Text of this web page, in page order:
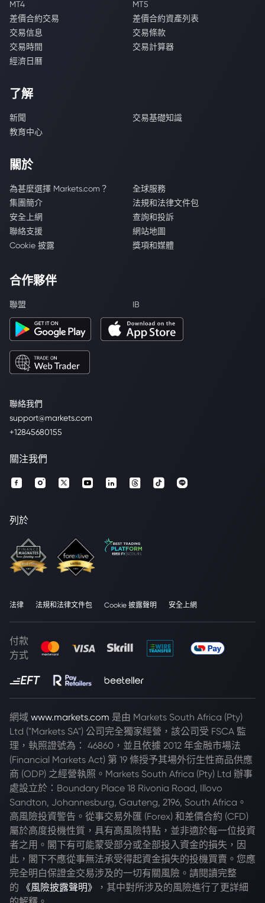
聯絡我們
support@markets.com
+12845680155
MT4
MT5
差價合約交易
差價合約資產列表
交易信息
交易條款
交易時間
交易計算器
經濟日曆
了解
新聞
交易基礎知識
教育中心
關於
為甚麼選擇 Markets.com？
全球服務
集團簡介
法規和法律文件包
安全上網
查詢和投訴
聯絡支援
網站地圖
Cookie 披露
獎項和媒體
合作夥伴
聯盟 IB
關注我們
列於
法律 法規和法律文件包 Cookie 披露聲明 安全上網
付款
方式
網域 www.markets.com 是由 Markets South Africa (Pty)
Ltd ("Markets SA") 公司完全獨家經營，該公司受 FSCA 監
理，執照證號為： 46860，並且依據 2012 年金融市場法
(Financial Markets Act) 第 19 條授予其場外衍生性商品供應
商 (ODP) 之經營執照。Markets South Africa (Pty) Ltd 辦事
處設立於：Boundary Place 18 Rivonia Road, Illovo
Sandton, Johannesburg, Gauteng, 2196, South Africa。
高風險投資警告。從事交易外匯 (Forex) 和差價合約 (CFD)
屬於高度投機性質，具有高風險特點，並非適於每一位投資
者之用。閣下有可能蒙受部分或全部投入資金的損失，因
此，閣下不應從事無法承受得起資金損失的投機買賣。您應
完全明白保證金交易涉及的一切有關風險。請閱讀完整
的
《風險披露聲明》
，其中對所涉及的風險進行了更詳細